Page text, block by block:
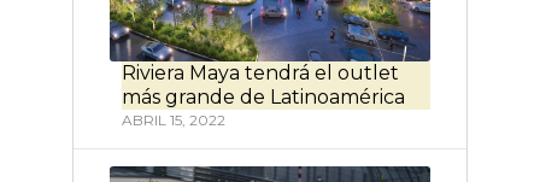
Riviera Maya tendrá el outlet
más grande de Latinoamérica
ABRIL 15, 2022